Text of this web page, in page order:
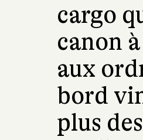
cargo
canon
aux
bord
plus